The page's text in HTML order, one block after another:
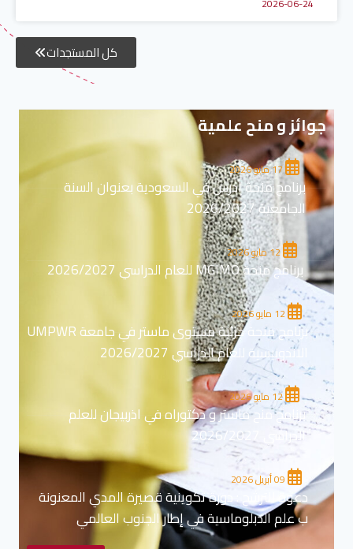
2026-06-24
كل المستجدات
جوائز و منح علمية
17 مايو 2026
برنامج منحة ادرس في السعودية بعنوان السنة
الجامعية 2026/2027
برنامج منحة MGIMO للعام الدراسي 2026/2027
12 مايو 2026
برنامج منحة جزئية مستوى ماستر في جامعة UMPWR
الاندونيسية للعام الدراسي 2026/2027
12 مايو 2026
برنامج منح ماستر و دكتوراه في اذربيجان للعلم
الدراسي 2026/2027
09 أبريل 2026
دعوة للترشح : دورة تكوينية قصيرة المدي المعنونة
ب علم الدبلوماسية في إطار الجنوب العالمي